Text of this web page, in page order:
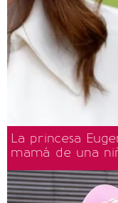
La princesa
mamá de una